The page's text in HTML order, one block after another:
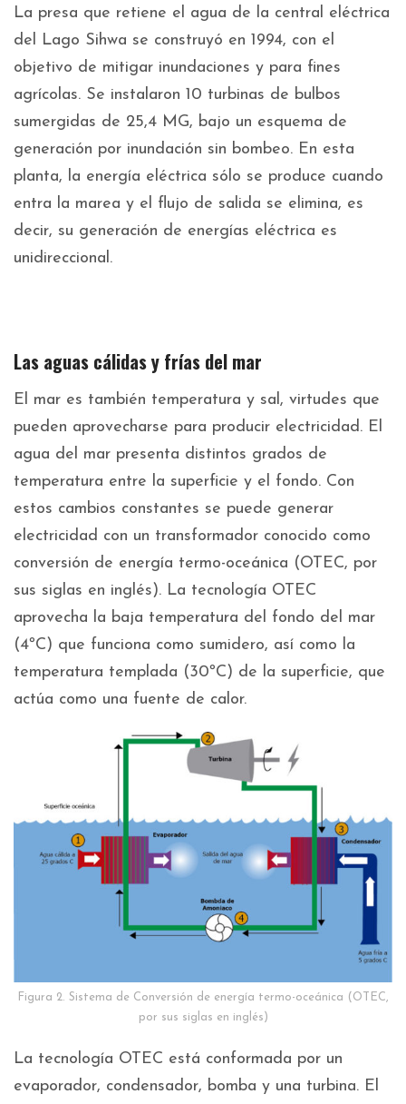
La presa que retiene el agua de la central eléctrica
del Lago Sihwa se construyó en 1994, con el
objetivo de mitigar inundaciones y para fines
agrícolas. Se instalaron 10 turbinas de bulbos
sumergidas de 25,4 MG, bajo un esquema de
generación por inundación sin bombeo. En esta
planta, la energía eléctrica sólo se produce cuando
entra la marea y el flujo de salida se elimina, es
decir, su generación de energías eléctrica es
unidireccional.
Las aguas cálidas y frías del mar
El mar es también temperatura y sal, virtudes que
pueden aprovecharse para producir electricidad. El
agua del mar presenta distintos grados de
temperatura entre la superficie y el fondo. Con
estos cambios constantes se puede generar
electricidad con un transformador conocido como
conversión de energía termo-oceánica (OTEC, por
sus siglas en inglés). La tecnología OTEC
aprovecha la baja temperatura del fondo del mar
(4ºC) que funciona como sumidero, así como la
temperatura templada (30ºC) de la superficie, que
actúa como una fuente de calor.
Figura 2. Sistema de Conversión de energía termo-oceánica (OTEC,
por sus siglas en inglés)
La tecnología OTEC está conformada por un
evaporador, condensador, bomba y una turbina. El